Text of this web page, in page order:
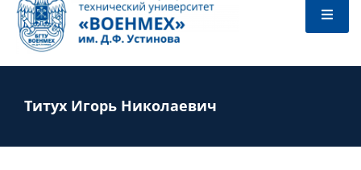
Абитуриентам
Преподавателям
Титух Игорь Николаевич